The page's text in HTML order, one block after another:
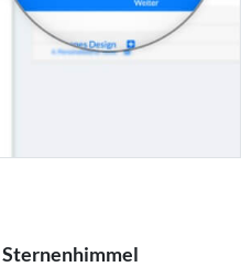
Sternenhimmel